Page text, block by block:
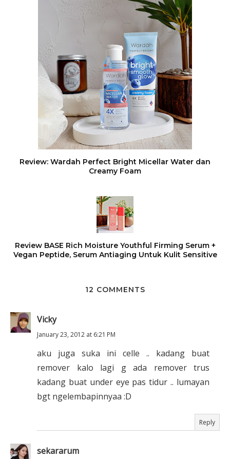
Review: Wardah Perfect Bright Micellar Water dan
Creamy Foam
Review BASE Rich Moisture Youthful Firming Serum +
Vegan Peptide, Serum Antiaging Untuk Kulit Sensitive
12 COMMENTS
Vicky
January 23, 2012 at 6:21 PM
aku juga suka ini celle .. kadang buat
remover kalo lagi g ada remover trus
kadang buat under eye pas tidur .. lumayan
bgt ngelembapinnyaa :D
Reply
sekararum